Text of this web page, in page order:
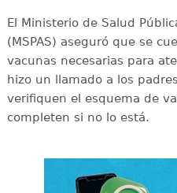
El Ministerio de Salud
(MSPAS) aseguró que se
vacunas necesarias para
hizo un llamado a los
verifiquen el esquema de
completen si no lo está.